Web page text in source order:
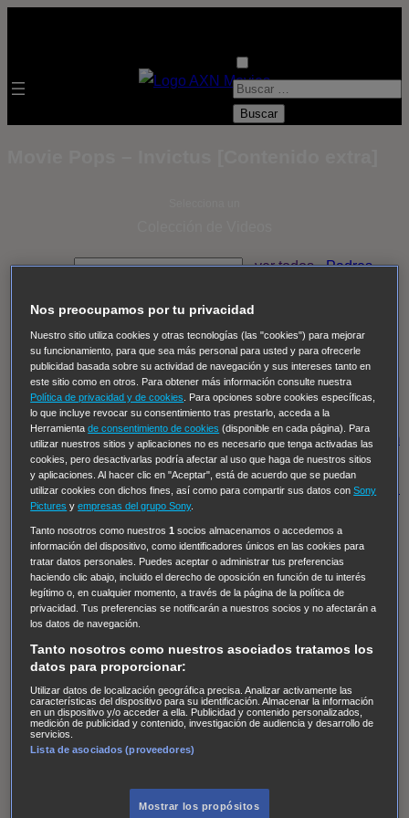
B
- ver todos - Padres
Despedida Salvaje Despedida Salvaje
Thomas, el ojo del FBI Pan Am Dawson crece
Insomnia El Guardián The Blacklist Cinco en familia
Hudson & Rex Diez libras y un sueño Mr Loverman
Regreso al futuro III NUEVE CUERPOS Los últimos
caballeros Tormenta infinita Sing Street Cobra Kai
Tom
y Lola High Country Los casos de Susan Ryeland:
Moonflower Murders Twisted Metal Mentes Criminales:
Evolution Terapia de Choque
Hailey Dean Without Sin: Libre de Culpa Morbius
NCIS: Nueva Orleans Pandora En fuera de juego
The Shield: Al margen de la ley Duplicated
Preacher
The Killing Kind Intersecciones DOC Bite Club
de personas desaparecidas
Ladrón de guante blanco Hannibal Daños y Perjuicios
AXN Masters of Sex Three PinesAccused Carter Alice
Nevers
defender a un asesino
Reckoning: Ajuste de Cuentas
Nos preocupamos por tu privacidad
Nuestro sitio utiliza cookies y otras tecnologías (las "cookies") para mejorar
su funcionamiento, para que sea más personal para usted y para ofrecerle
publicidad basada sobre su actividad de navegación y sus intereses tanto en
este sitio como en otros. Para obtener más información consulte nuestra
Política de privacidad y de cookies
. Para opciones sobre cookies específicas,
lo que incluye revocar su consentimiento tras prestarlo, acceda a la
Herramientade consentimiento de cookies (disponible en cada página). Para
utilizar nuestros sitios y aplicaciones no es necesario que tenga activadas las
cookies, pero desactivarlas podría afectar al uso que haga de nuestros sitios
y aplicaciones. Al hacer clic en "Aceptar", está de acuerdo que se puedan
utilizar cookies con dichos fines, así como para compartir sus datos conSony
Pictures yempresas del grupo Sony.
Tanto nosotros como nuestros1 socios almacenamos o accedemos a
información del dispositivo, como identificadores únicos en las cookies para
tratar datos personales. Puedes aceptar o administrar tus preferencias
haciendo clic abajo, incluido el derecho de oposición en función de tu interés
legítimo o, en cualquier momento, a través de la página de la política de
privacidad. Tus preferencias se notificarán a nuestros socios y no afectarán a
los datos de navegación.
Tanto nosotros como nuestros asociados tratamos los
datos para proporcionar:
Utilizar datos de localización geográfica precisa. Analizar activamente las
características del dispositivo para su identificación. Almacenar la información
en un dispositivo y/o acceder a ella. Publicidad y contenido personalizados,
medición de publicidad y contenido, investigación de audiencia y desarrollo de
servicios.
Lista de asociados (proveedores)
Mostrar los propósitos